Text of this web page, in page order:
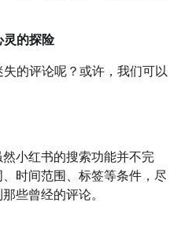
灵的探险
的评论呢？或许，我们可以
然小红书的搜索功能并不完
时间范围、标签等条件，尽
些曾经的评论。